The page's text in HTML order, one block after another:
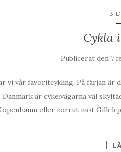
3
Cykla
Publicerat den 7
vi vår favoritcykling. På färjan är
Danmark är cykelvägarna väl
eller norrut mot